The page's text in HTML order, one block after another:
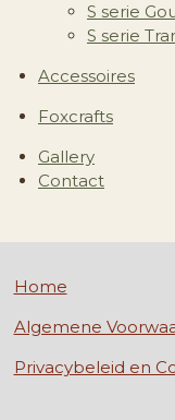
S serie
S serie
Accessoires
Foxcrafts
Gallery
Contact
Home
Algemene
Privacybeleid en